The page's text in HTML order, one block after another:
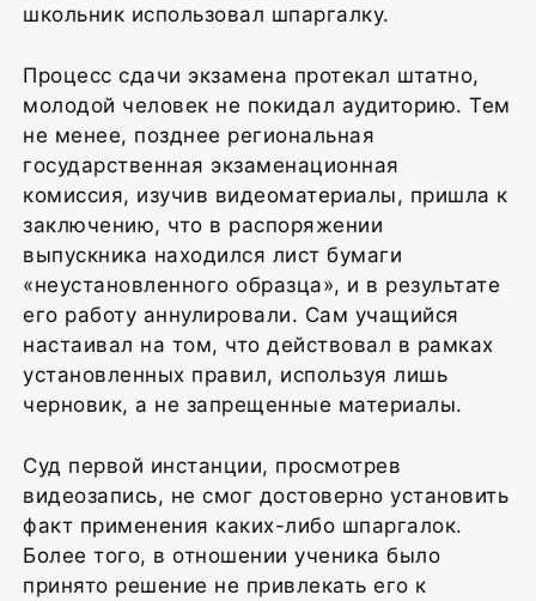
школьник использовал шпаргалку.
Процесс сдачи экзамена протекал штатно,
молодой человек не покидал аудиторию. Тем
не менее, позднее региональная
государственная экзаменационная
комиссия, изучив видеоматериалы, пришла к
заключению, что в распоряжении
выпускника находился лист бумаги
«неустановленного образца», и в результате
его работу аннулировали. Сам учащийся
настаивал на том, что действовал в рамках
установленных правил, используя лишь
черновик, а не запрещенные материалы.
Суд первой инстанции, просмотрев
видеозапись, не смог достоверно установить
факт применения каких-либо шпаргалок.
Более того, в отношении ученика было
принято решение не привлекать его к